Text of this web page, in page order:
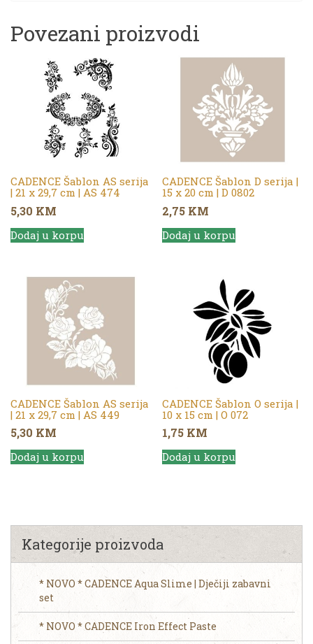
Povezani proizvodi
CADENCE Šablon AS serija
| 21 x 29,7 cm | AS 474
5,30 KM
Dodaj u korpu
CADENCE Šablon D serija |
15 x 20 cm | D 0802
2,75 KM
Dodaj u korpu
CADENCE Šablon AS serija
| 21 x 29,7 cm | AS 449
5,30 KM
Dodaj u korpu
CADENCE Šablon O serija |
10 x 15 cm | O 072
1,75 KM
Dodaj u korpu
Kategorije proizvoda
* NOVO * CADENCE Aqua Slime | Dječiji zabavni
set
* NOVO * CADENCE Iron Effect Paste